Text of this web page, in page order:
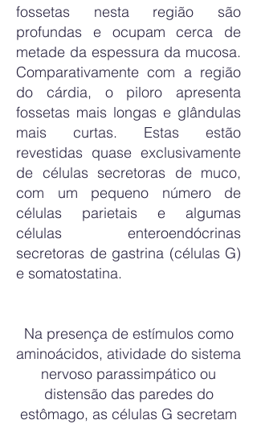
fossetas nesta região são
profundas e ocupam cerca de
metade da espessura da mucosa.
Comparativamente com a região
do cárdia, o piloro apresenta
fossetas mais longas e glândulas
mais curtas. Estas estão
revestidas quase exclusivamente
de células secretoras de muco,
com um pequeno número de
células parietais e algumas
células enteroendócrinas
secretoras de gastrina (células G)
e somatostatina.
Na presença de estímulos como
aminoácidos, atividade do sistema
nervoso parassimpático ou
distensão das paredes do
estômago, as células G secretam